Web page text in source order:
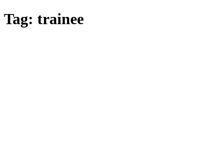
Tag: trainee